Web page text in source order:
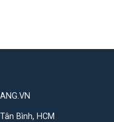
Bình, HCM